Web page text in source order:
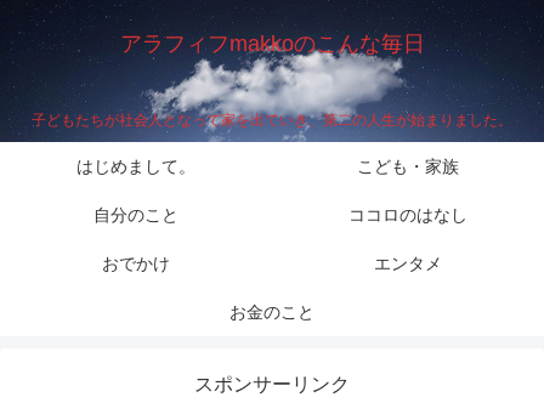
アラフィフmakkoのこんな毎日
子どもたちが社会人となって家を出ていき、第二の人生が始まりました。
はじめまして。 こども・家族
自分のこと ココロのはなし
おでかけ エンタメ
お金のこと
スポンサーリンク